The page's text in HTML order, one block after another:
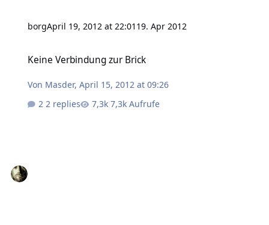
borgApril 19, 2012 at 22:01 19. Apr 2012
Keine Verbindung zur Brick
Von Masder,April 15, 2012 at 09:26
2 replies
7,3k Aufrufe